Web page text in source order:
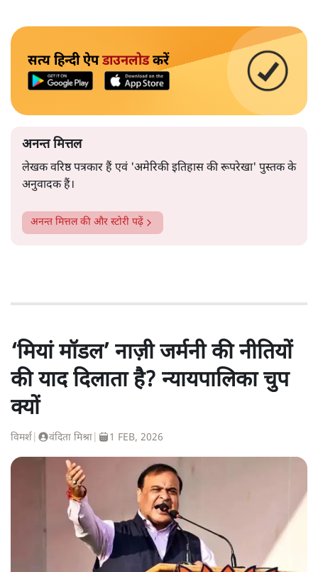
सत्य हिन्दी ऐपडाउनलोडकरें
अनन्त मित्तल
लेखक वरिष्ठ पत्रकार हैं एवं 'अमेरिकी इतिहास की रूपरेखा' पुस्तक के
अनुवादक हैं।
अनन्त मित्तलकी और स्टोरी पढ़ें
‘मियां मॉडल’ नाज़ी जर्मनी की नीतियों
की याद दिलाता है? न्यायपालिका चुप
क्यों
विमर्श वंदिता मिश्रा 1 FEB, 2026